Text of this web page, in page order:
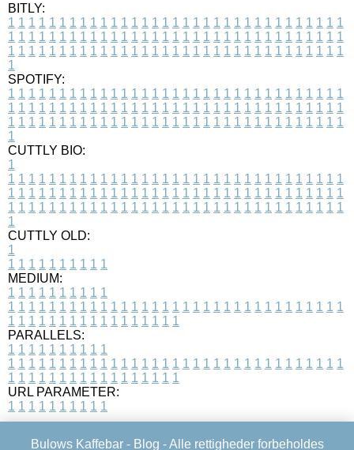
BITLY:
1 1 1 1 1 1 1 1 1 1 1 1 1 1 1 1 1 1 1 1 1 1 1 1 1 1 1 1 1 1 1 1 1
1 1 1 1 1 1 1 1 1 1 1 1 1 1 1 1 1 1 1 1 1 1 1 1 1 1 1 1 1 1 1 1 1
1 1 1 1 1 1 1 1 1 1 1 1 1 1 1 1 1 1 1 1 1 1 1 1 1 1 1 1 1 1 1 1 1
1
SPOTIFY:
1 1 1 1 1 1 1 1 1 1 1 1 1 1 1 1 1 1 1 1 1 1 1 1 1 1 1 1 1 1 1 1 1
1 1 1 1 1 1 1 1 1 1 1 1 1 1 1 1 1 1 1 1 1 1 1 1 1 1 1 1 1 1 1 1 1
1 1 1 1 1 1 1 1 1 1 1 1 1 1 1 1 1 1 1 1 1 1 1 1 1 1 1 1 1 1 1 1 1
1
CUTTLY BIO:
1
1 1 1 1 1 1 1 1 1 1 1 1 1 1 1 1 1 1 1 1 1 1 1 1 1 1 1 1 1 1 1 1 1
1 1 1 1 1 1 1 1 1 1 1 1 1 1 1 1 1 1 1 1 1 1 1 1 1 1 1 1 1 1 1 1 1
1 1 1 1 1 1 1 1 1 1 1 1 1 1 1 1 1 1 1 1 1 1 1 1 1 1 1 1 1 1 1 1 1
1
CUTTLY OLD:
1
1 1 1 1 1 1 1 1 1 1
MEDIUM:
1 1 1 1 1 1 1 1 1 1
1 1 1 1 1 1 1 1 1 1 1 1 1 1 1 1 1 1 1 1 1 1 1 1 1 1 1 1 1 1 1 1 1
1 1 1 1 1 1 1 1 1 1 1 1 1 1 1 1 1
PARALLELS:
1 1 1 1 1 1 1 1 1 1
1 1 1 1 1 1 1 1 1 1 1 1 1 1 1 1 1 1 1 1 1 1 1 1 1 1 1 1 1 1 1 1 1
1 1 1 1 1 1 1 1 1 1 1 1 1 1 1 1 1
URL PARAMETER:
1 1 1 1 1 1 1 1 1 1
Bulows Kaffebar - Blog - Alle rettigheder forbeholdes